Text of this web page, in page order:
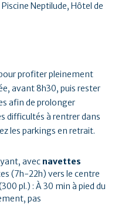
Neptilude, Hôtel de
profiter pleinement
avant 8h30, puis rester
afin de prolonger
difficultés à rentrer dans
les parkings en retrait.
avec navettes
(7h-22h) vers le centre
pl.) : À 30 min à pied du
pas